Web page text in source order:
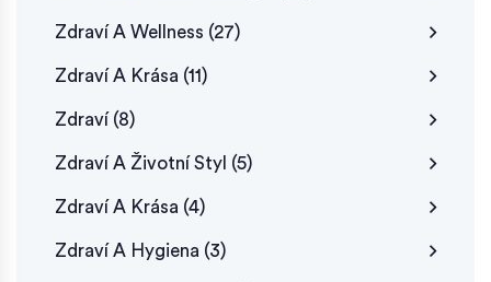
Zdraví A Wellness (27)
Zdraví A Krása (11)
Zdraví (8)
Zdraví A Životní Styl (5)
Zdraví A Krása (4)
Zdraví A Hygiena (3)